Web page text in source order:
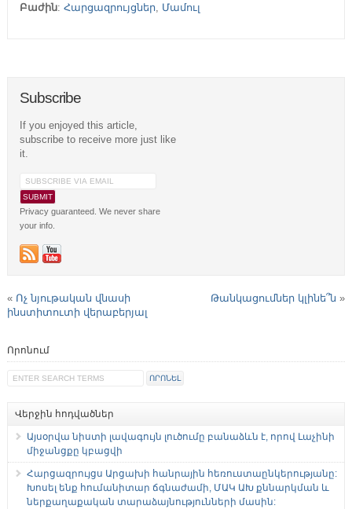
Բաժին: Հարցազրույցներ, Մամուլ
Subscribe
If you enjoyed this article,
subscribe to receive more just like
it.
Privacy guaranteed. We never share
your info.
« Ոչ նյութական վնասի
ինստիտուտի վերաբերյալ
Թանկացումներ կլինե՞ն »
Որոնում
Վերջին հոդվածներ
Այսօրվա նիստի լավագույն լուծումը բանաձևն է, որով Լաչինի
միջանցքը կբացվի
Հարցազրույցս Արցախի հանրային հեռուստաընկերությանը:
Խոսել ենք հումանիտար ճգնաժամի, ՄԱԿ ԱԽ քննարկման և
ներքաղաքական տարաձայնությունների մասին: